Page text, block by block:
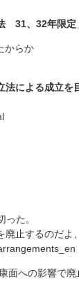
31、32年限定
からか
による成立を
た。
止するのだよ
への影響で廃